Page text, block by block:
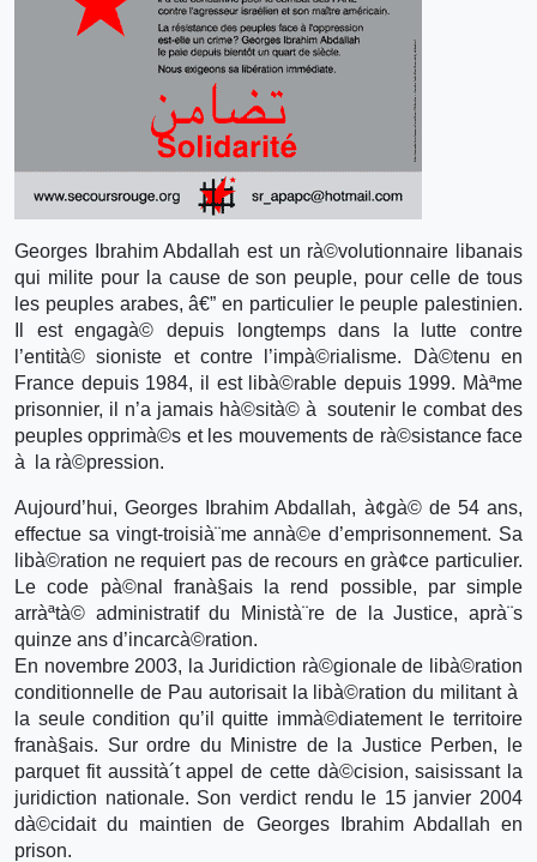
Georges Ibrahim Abdallah est un rà©volutionnaire libanais
qui milite pour la cause de son peuple, pour celle de tous
les peuples arabes, â€” en particulier le peuple palestinien.
Il est engagà© depuis longtemps dans la lutte contre
l’entità© sioniste et contre l’impà©rialisme. Dà©tenu en
France depuis 1984, il est libà©rable depuis 1999. Màªme
prisonnier, il n’a jamais hà©sità© à soutenir le combat des
peuples opprimà©s et les mouvements de rà©sistance face
à la rà©pression.
Aujourd’hui, Georges Ibrahim Abdallah, à¢gà© de 54 ans,
effectue sa vingt-troisià¨me annà©e d’emprisonnement. Sa
libà©ration ne requiert pas de recours en grà¢ce particulier.
Le code pà©nal franà§ais la rend possible, par simple
arràªtà© administratif du Ministà¨re de la Justice, aprà¨s
quinze ans d’incarcà©ration.
En novembre 2003, la Juridiction rà©gionale de libà©ration
conditionnelle de Pau autorisait la libà©ration du militant à
la seule condition qu’il quitte immà©diatement le territoire
franà§ais. Sur ordre du Ministre de la Justice Perben, le
parquet fit aussità´t appel de cette dà©cision, saisissant la
juridiction nationale. Son verdict rendu le 15 janvier 2004
dà©cidait du maintien de Georges Ibrahim Abdallah en
prison.